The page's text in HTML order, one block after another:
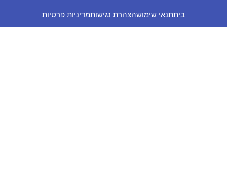
תנאי שימושהצהרת נגישותמדיניות פרטיות